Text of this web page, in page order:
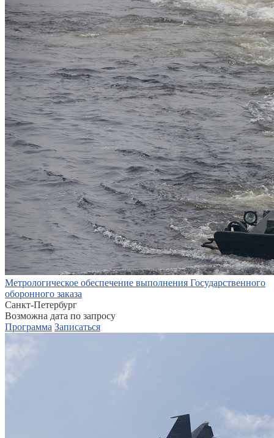
Метрологическое обеспечение выполнения Государственного
оборонного заказа
Санкт-Петербург
Возможна дата по запросу
Программа Записаться